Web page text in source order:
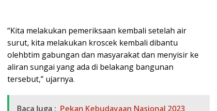
“Kita melakukan pemeriksaan kembali setelah air
surut, kita melakukan kroscek kembali dibantu
olehbtim gabungan dan masyarakat dan menyisir ke
aliran sungai yang ada di belakang bangunan
tersebut,” ujarnya.
Baca Juga : Pekan Kebudayaan Nasional 2023